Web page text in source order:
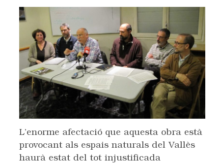
L’enorme afectació que aquesta obra està
provocant als espais naturals del Vallès
haurà estat del tot injustificada